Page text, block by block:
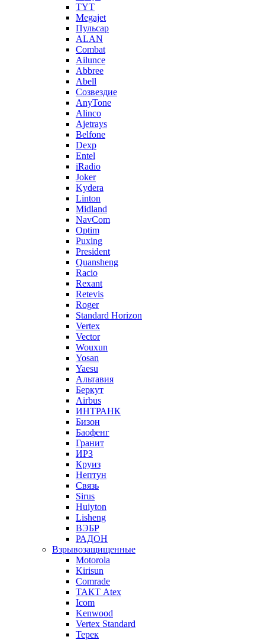
TYT
Megajet
Пульсар
ALAN
Combat
Ailunce
Abbree
Abell
Созвездие
AnyTone
Alinco
Ajetrays
Belfone
Dexp
Entel
iRadio
Joker
Kydera
Linton
Midland
NavCom
Optim
Puxing
President
Quansheng
Racio
Rexant
Retevis
Roger
Standard Horizon
Vertex
Vector
Wouxun
Yosan
Yaesu
Альтавия
Беркут
Airbus
ИНТРАНК
Бизон
Баофенг
Гранит
ИРЗ
Круиз
Нептун
Связь
Sirus
Huiyton
Lisheng
ВЭБР
РАДОН
Взрывозащищенные
Motorola
Kirisun
Comrade
ТАКТ Atex
Icom
Kenwood
Vertex Standard
Терек